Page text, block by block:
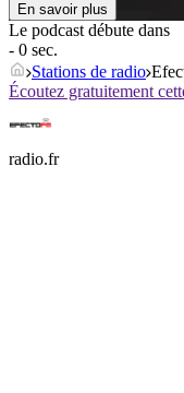
En savoir plus
Le podcast débute dans
- 0 sec.
Stations de radio
Écoutez gratuitement
radio.fr